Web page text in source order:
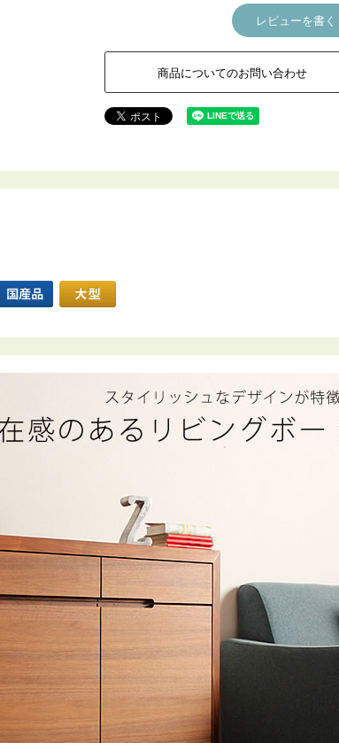
レビューを書く
商品についてのお問い合わせ